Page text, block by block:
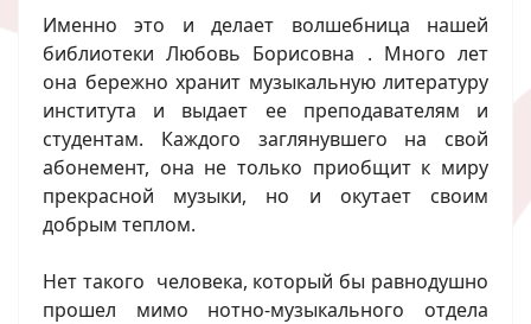
Именно это и делает волшебница нашей
библиотеки Любовь Борисовна . Много лет
она бережно хранит музыкальную литературу
института и выдает ее преподавателям и
студентам. Каждого заглянувшего на свой
абонемент, она не только приобщит к миру
прекрасной музыки, но и окутает своим
добрым теплом.
Нет такого человека, который бы равнодушно
прошел мимо нотно-музыкального отдела